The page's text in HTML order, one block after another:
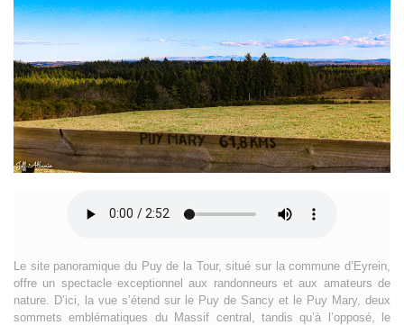
Le site panoramique du Puy de la Tour, situé sur la commune d’Eyrein,
offre un spectacle exceptionnel aux randonneurs et aux amateurs de
nature. D’ici, la vue s’étend sur le Puy de Sancy et le Puy Mary, deux
sommets emblématiques du Massif central, tandis qu’à l’opposé, le